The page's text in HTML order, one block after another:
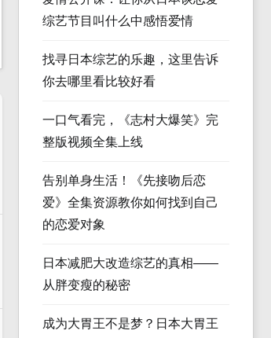
综艺节目叫什么中感悟爱情
找寻日本综艺的乐趣，这里告诉
你去哪里看比较好看
一口气看完，《志村大爆笑》完
整版视频全集上线
告别单身生活！《先接吻后恋
爱》全集资源教你如何找到自己
的恋爱对象
日本减肥大改造综艺的真相——
从胖变瘦的秘密
成为大胃王不是梦？日本大胃王